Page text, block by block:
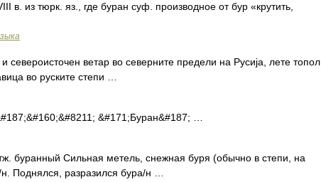
в. из тюрк. яз., где буран суф. производное от бур «крутить,
ветар во северните предели на Русија, лете топол,
во руските степи …
&#171;Буран&#187; …
буранный Сильная метель, снежная буря (обычно в степи, на
Поднялся, разразился бура/н …